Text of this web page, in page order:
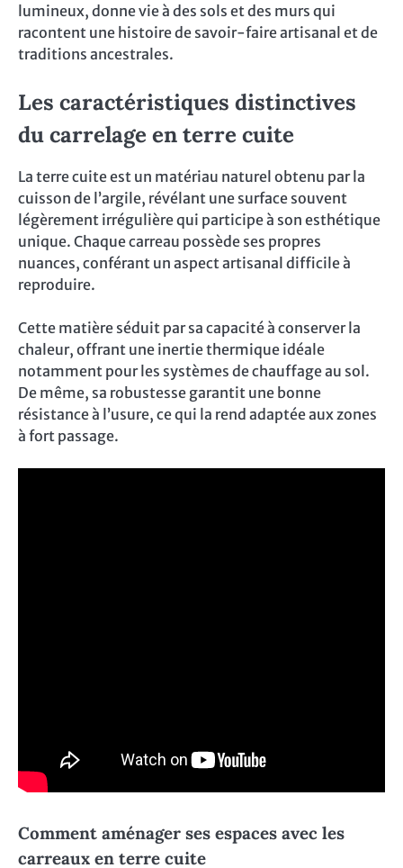
lumineux, donne vie à des sols et des murs qui
racontent une histoire de savoir-faire artisanal et de
traditions ancestrales.
Les caractéristiques distinctives
du carrelage en terre cuite
La terre cuite est un matériau naturel obtenu par la
cuisson de l’argile, révélant une surface souvent
légèrement irrégulière qui participe à son esthétique
unique. Chaque carreau possède ses propres
nuances, conférant un aspect artisanal difficile à
reproduire.
Cette matière séduit par sa capacité à conserver la
chaleur, offrant une inertie thermique idéale
notamment pour les systèmes de chauffage au sol.
De même, sa robustesse garantit une bonne
résistance à l’usure, ce qui la rend adaptée aux zones
à fort passage.
Comment aménager ses espaces avec les
carreaux en terre cuite